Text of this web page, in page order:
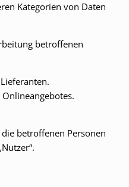
Kategorien von Daten
betroffenen
betroffenen Personen